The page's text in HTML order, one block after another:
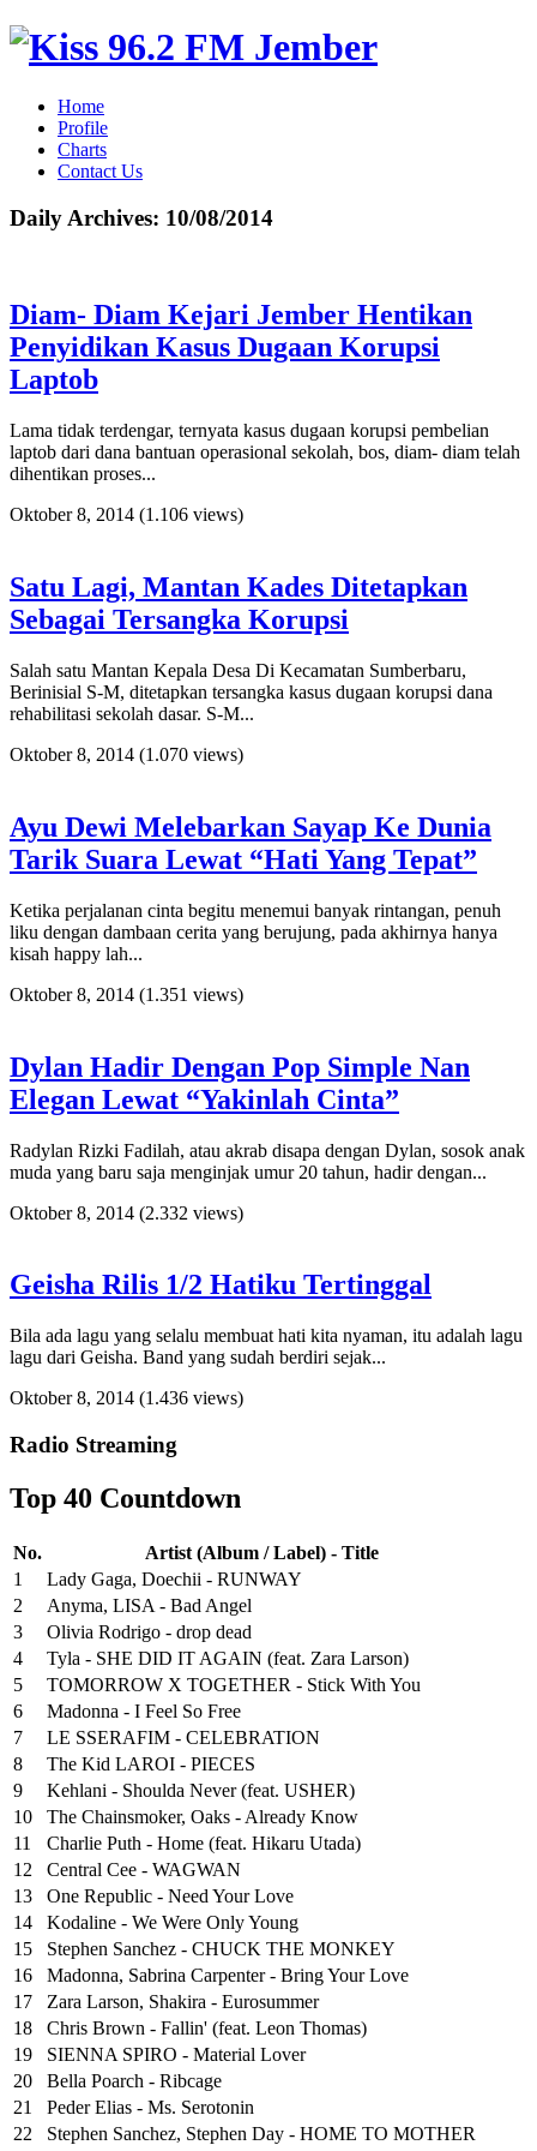
Home
Profile
Charts
Contact Us
Daily Archives: 10/08/2014
Diam- Diam Kejari Jember Hentikan
Penyidikan Kasus Dugaan Korupsi
Laptob
Lama tidak terdengar, ternyata kasus dugaan korupsi pembelian
laptob dari dana bantuan operasional sekolah, bos, diam- diam telah
dihentikan proses...
Oktober 8, 2014 (1.106 views)
Satu Lagi, Mantan Kades Ditetapkan
Sebagai Tersangka Korupsi
Salah satu Mantan Kepala Desa Di Kecamatan Sumberbaru,
Berinisial S-M, ditetapkan tersangka kasus dugaan korupsi dana
rehabilitasi sekolah dasar. S-M...
Oktober 8, 2014 (1.070 views)
Ayu Dewi Melebarkan Sayap Ke Dunia
Tarik Suara Lewat “Hati Yang Tepat”
Ketika perjalanan cinta begitu menemui banyak rintangan, penuh
liku dengan dambaan cerita yang berujung, pada akhirnya hanya
kisah happy lah...
Oktober 8, 2014 (1.351 views)
Dylan Hadir Dengan Pop Simple Nan
Elegan Lewat “Yakinlah Cinta”
Radylan Rizki Fadilah, atau akrab disapa dengan Dylan, sosok anak
muda yang baru saja menginjak umur 20 tahun, hadir dengan...
Oktober 8, 2014 (2.332 views)
Geisha Rilis 1/2 Hatiku Tertinggal
Bila ada lagu yang selalu membuat hati kita nyaman, itu adalah lagu
lagu dari Geisha. Band yang sudah berdiri sejak...
Oktober 8, 2014 (1.436 views)
Radio Streaming
Top 40 Countdown
No.
Artist (Album / Label) - Title
1
Lady Gaga, Doechii - RUNWAY
2
Anyma, LISA - Bad Angel
3
Olivia Rodrigo - drop dead
4
Tyla - SHE DID IT AGAIN (feat. Zara Larson)
5
TOMORROW X TOGETHER - Stick With You
6
Madonna - I Feel So Free
7
LE SSERAFIM - CELEBRATION
8
The Kid LAROI - PIECES
9
Kehlani - Shoulda Never (feat. USHER)
10
The Chainsmoker, Oaks - Already Know
11
Charlie Puth - Home (feat. Hikaru Utada)
12
Central Cee - WAGWAN
13
One Republic - Need Your Love
14
Kodaline - We Were Only Young
15
Stephen Sanchez - CHUCK THE MONKEY
16
Madonna, Sabrina Carpenter - Bring Your Love
17
Zara Larson, Shakira - Eurosummer
18
Chris Brown - Fallin' (feat. Leon Thomas)
19
SIENNA SPIRO - Material Lover
20
Bella Poarch - Ribcage
21
Peder Elias - Ms. Serotonin
22
Stephen Sanchez, Stephen Day - HOME TO MOTHER